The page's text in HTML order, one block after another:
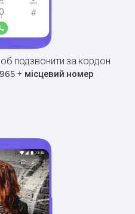
подзвонити за кордон
965 + місцевий номер